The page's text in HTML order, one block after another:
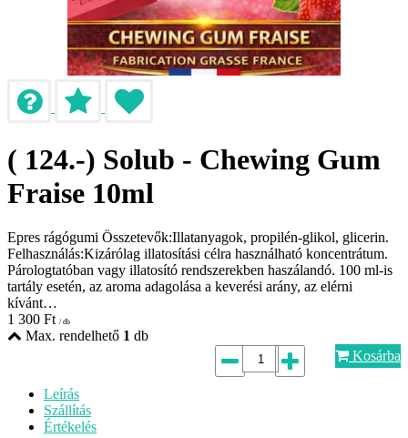
( 124.-) Solub - Chewing Gum
Fraise 10ml
Epres rágógumi Összetevők:Illatanyagok, propilén-glikol, glicerin.
Felhasználás:Kizárólag illatosítási célra használható koncentrátum.
Párologtatóban vagy illatosító rendszerekben haszálandó. 100 ml-is
tartály esetén, az aroma adagolása a keverési arány, az elérni
kívánt…
1 300 Ft / db
Max. rendelhető 1 db
Kosárba
Leírás
Szállítás
Értékelés